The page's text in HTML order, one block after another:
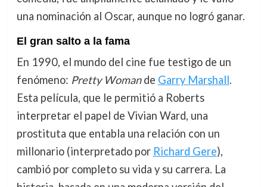
una nominación al Oscar, aunque no logró ganar.
El gran salto a la fama
En 1990, el mundo del cine fue testigo de un
fenómeno: Pretty Womande Garry Marshall.
Esta película, que le permitió a Roberts
interpretar el papel de Vivian Ward, una
prostituta que entabla una relación con un
millonario (interpretado por Richard Gere),
cambió por completo su vida y su carrera. La